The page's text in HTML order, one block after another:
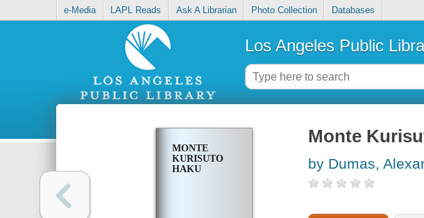
e-Media LAPL Reads Ask A Librarian Photo Collection Databases
Los Angeles Public
MONTE
KURISUTO
HAKU
Monte
by Dumas,